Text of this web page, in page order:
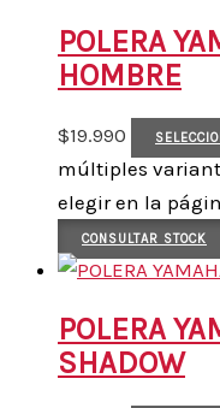
POLERA
HOMBRE
$19.990
múltiples
elegir en la
CONSULTAR STOCK
POLERA
SHADOW